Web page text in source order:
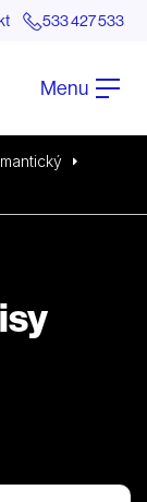
533 427 533
Menu